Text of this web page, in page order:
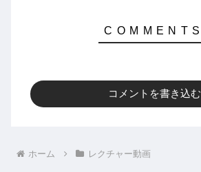
コメントを書き込む
ホーム レクチャー動画